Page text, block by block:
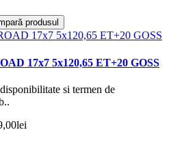
produsul
17x7 5x120,65 ET+20 GOSS
si termen de